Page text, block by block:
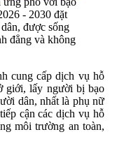
- 2030 đặt
được sống
đẳng và không
cung cấp dịch vụ hỗ
giới, lấy người bị bạo
dân, nhất là phụ nữ
cận các dịch vụ hỗ
môi trường an toàn,